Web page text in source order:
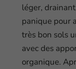
léger,
panique pour
très bon sols
avec des
organique.